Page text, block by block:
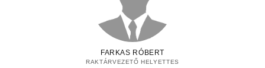
FARKAS RÓBERT
RAKTÁRVEZETŐ HELYETTES